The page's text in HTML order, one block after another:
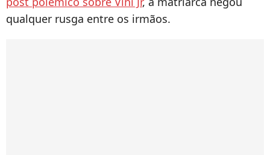
qualquer rusga entre os irmãos.